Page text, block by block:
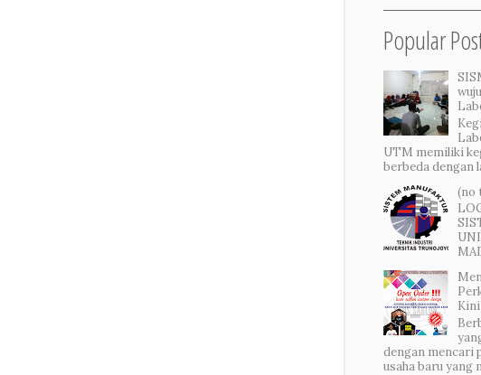
Popular
UTM memiliki
berbeda dengan
(no
Kini
dengan mencari
usaha baru yang